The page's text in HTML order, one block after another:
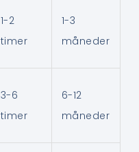
1-2
timer
1-3
måneder
3-6
timer
6-12
måneder